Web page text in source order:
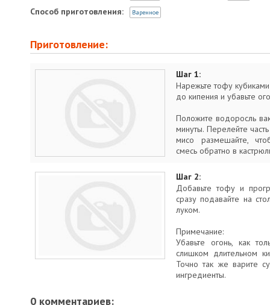
Способ приготовления: Варенное
Приготовление:
Шаг 1:
Нарежьте тофу
до кипения и убавьте
Положите водоросль
минуты. Перелейте
мисо размешайте,
смесь обратно в
Шаг 2:
Добавьте тофу и
сразу подавайте на
луком.
Примечание:
Убавьте огонь, как
слишком длительном
Точно так же варите
ингредиенты.
0 комментариев: